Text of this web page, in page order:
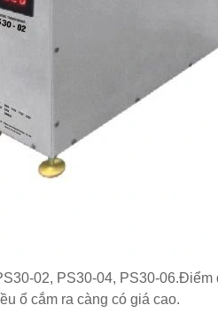
02, PS30-04, PS30-
ổ cắm ra càng có giá cao.